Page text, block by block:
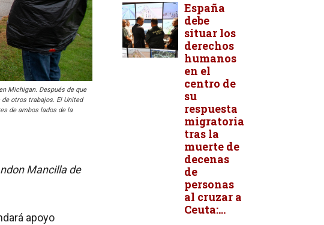
Michigan. Después de que
otros trabajos. El United
de ambos lados de la
Mancilla de
apoyo
España
debe
situar los
derechos
humanos
en el
centro de
su
respuesta
migratoria
tras la
muerte de
decenas
de
personas
al cruzar a
Ceuta:...